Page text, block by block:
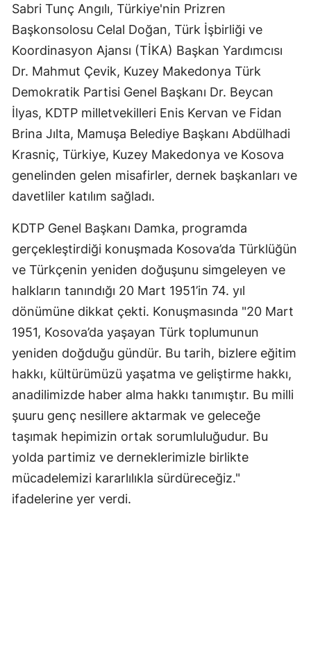
Sabri Tunç Angılı, Türkiye'nin Prizren
Başkonsolosu Celal Doğan, Türk İşbirliği ve
Koordinasyon Ajansı (TİKA) Başkan Yardımcısı
Dr. Mahmut Çevik, Kuzey Makedonya Türk
Demokratik Partisi Genel Başkanı Dr. Beycan
İlyas, KDTP milletvekilleri Enis Kervan ve Fidan
Brina Jılta, Mamuşa Belediye Başkanı Abdülhadi
Krasniç, Türkiye, Kuzey Makedonya ve Kosova
genelinden gelen misafirler, dernek başkanları ve
davetliler katılım sağladı.
KDTP Genel Başkanı Damka, programda
gerçekleştirdiği konuşmada Kosova’da Türklüğün
ve Türkçenin yeniden doğuşunu simgeleyen ve
halkların tanındığı 20 Mart 1951’in 74. yıl
dönümüne dikkat çekti. Konuşmasında "20 Mart
1951, Kosova’da yaşayan Türk toplumunun
yeniden doğduğu gündür. Bu tarih, bizlere eğitim
hakkı, kültürümüzü yaşatma ve geliştirme hakkı,
anadilimizde haber alma hakkı tanımıştır. Bu milli
şuuru genç nesillere aktarmak ve geleceğe
taşımak hepimizin ortak sorumluluğudur. Bu
yolda partimiz ve derneklerimizle birlikte
mücadelemizi kararlılıkla sürdüreceğiz."
ifadelerine yer verdi.